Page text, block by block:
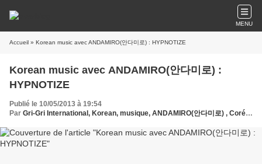
MENU
Accueil » Korean music avec ANDAMIRO(안다미로) : HYPNOTIZE
Korean music avec ANDAMIRO(안다미로) :
HYPNOTIZE
Publié le 10/05/2013 à 19:54
Par Gri-Gri International, Korean, musique, ANDAMIRO(안다미로) , Corée ,Les 100 mondes de Solange, USA, UK, Soul, Ma solange oussou, NINA SIMONE